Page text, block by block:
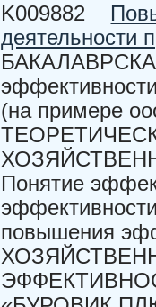
K009882
деятельности
(на примере
Понятие
повышения